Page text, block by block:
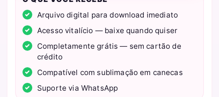
Arquivo digital para download imediato
Acesso vitalício — baixe quando quiser
Completamente grátis — sem cartão de
crédito
Compatível com sublimação em canecas
Suporte via WhatsApp